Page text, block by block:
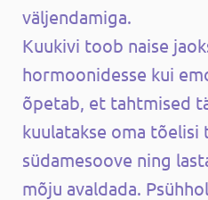
väljendamiga.
Kuukivi toob naise
hormoonidesse kui
õpetab, et tahtmised
kuulatakse oma tõelisi
südamesoove ning
mõju avaldada.